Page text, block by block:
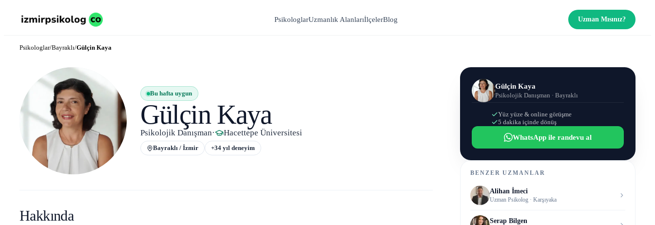
PsikologlarUzmanlık AlanlarıİlçelerBlog Uzman Mısınız?
Psikologlar/Bayraklı/Gülçin Kaya
Bu hafta uygun
Gülçin Kaya
Psikolojik Danışman· Hacettepe Üniversitesi
Bayraklı / İzmir +34 yıl deneyim
Hakkında
Gülçin Kaya
Psikolojik Danışman · Bayraklı
Yüz yüze & online görüşme
5 dakika içinde dönüş
WhatsApp ile randevu al
BENZER UZMANLAR
Alihan İmeci
Uzman Psikolog · Karşıyaka
Serap Bilgen